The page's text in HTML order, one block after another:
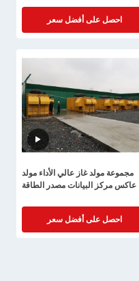
احصل على أفضل سعر
مجموعة مولد غاز عالي الأداء مولد
عاكس مركز البيانات مصدر الطاقة
احصل على أفضل سعر